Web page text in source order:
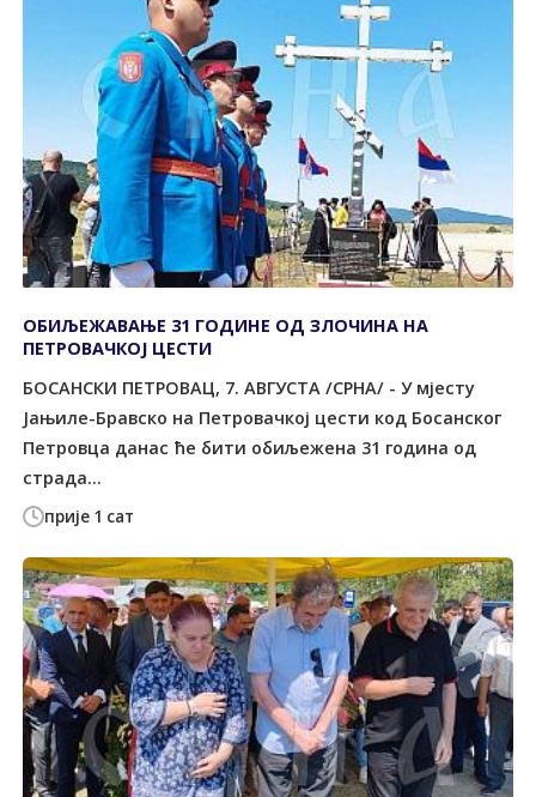
прије 1 сат
ОБИЉЕЖАВАЊЕ 31 ГОДИНЕ ОД ЗЛОЧИНА НА
ПЕТРОВАЧКОЈ ЦЕСТИ
БОСАНСКИ ПЕТРОВАЦ, 7. АВГУСТА /СРНА/ - У мјесту
Јањиле-Бравско на Петровачкој цести код Босанског
Петровца данас ће бити обиљежена 31 година од
страда...